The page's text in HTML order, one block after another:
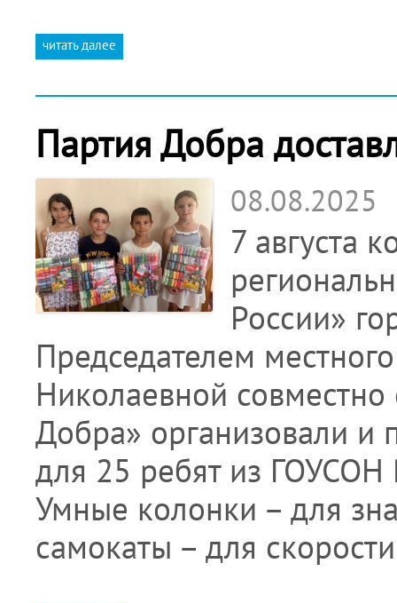
читать далее
Партия Добра
08.08.2025
7 августа
России»
Председателем
Николаевной
Добра» организовали и
для 25 ребят из
Умные колонки – для
самокаты – для